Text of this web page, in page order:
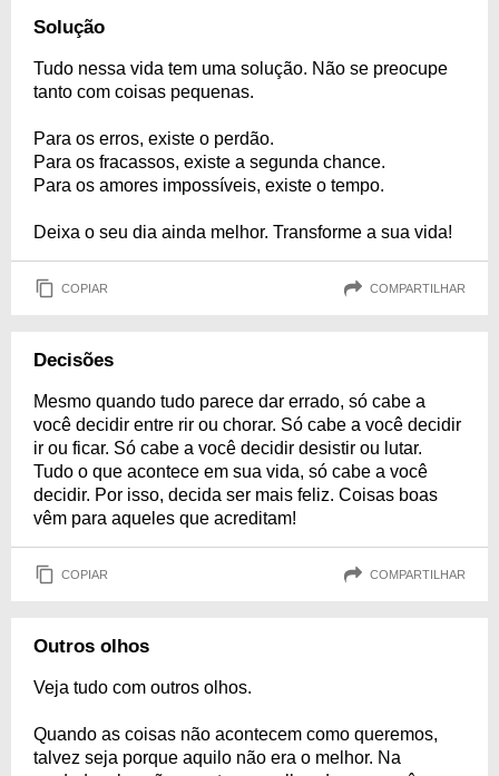
Solução
Tudo nessa vida tem uma solução. Não se preocupe
tanto com coisas pequenas.
Para os erros, existe o perdão.
Para os fracassos, existe a segunda chance.
Para os amores impossíveis, existe o tempo.
Deixa o seu dia ainda melhor. Transforme a sua vida!
COPIAR COMPARTILHAR
Decisões
Mesmo quando tudo parece dar errado, só cabe a
você decidir entre rir ou chorar. Só cabe a você decidir
ir ou ficar. Só cabe a você decidir desistir ou lutar.
Tudo o que acontece em sua vida, só cabe a você
decidir. Por isso, decida ser mais feliz. Coisas boas
vêm para aqueles que acreditam!
COPIAR COMPARTILHAR
Outros olhos
Veja tudo com outros olhos.
Quando as coisas não acontecem como queremos,
talvez seja porque aquilo não era o melhor. Na